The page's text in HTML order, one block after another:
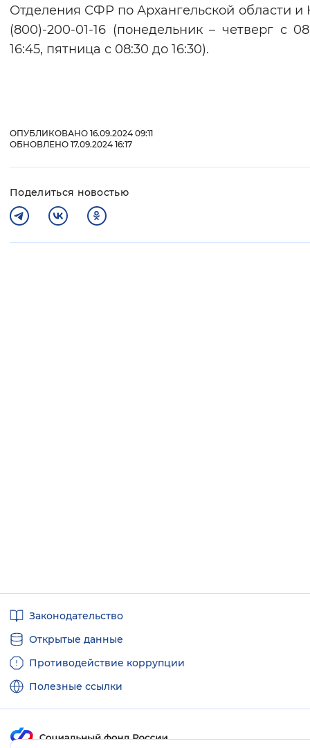
Отделения СФР по Архангельской области
(800)-200-01-16 (понедельник – четверг с
16:45, пятница с 08:30 до 16:30).
ОПУБЛИКОВАНО 16.09.2024 09:11
ОБНОВЛЕНО 17.09.2024 16:17
Поделиться новостью
ссылкиЗаконодательство
Открытые данные
Противодействие коррупции
Полезные ссылки